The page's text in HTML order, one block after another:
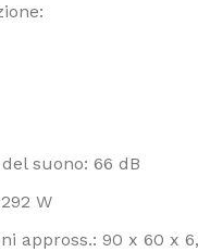
suono: 66 dB
W
appross.: 90 x 60 x